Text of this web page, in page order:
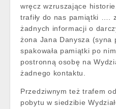
wręcz wzruszające
trafiły do nas pamiątki ….
żadnych informacji o
żona Jana Danysza (syna
spakowała pamiątki po
postronną osobę na
żadnego kontaktu.
Przedziwnym też trafem
pobytu w siedzibie